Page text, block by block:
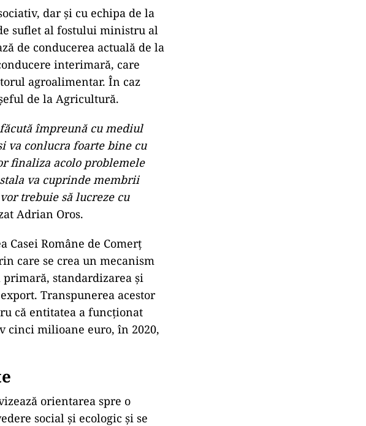
dar și cu echipa de la
suflet al fostului ministru al
de conducerea actuală de la
interimară, care
agroalimentar. În caz
de la Agricultură.
împreună cu mediul
va conlucra foarte bine cu
finaliza acolo problemele
va cuprinde membrii
trebuie să lucreze cu
Adrian Oros.
Române de Comerţ
care se crea un mecanism
standardizarea şi
Transpunerea acestor
că entitatea a funcționat
cinci milioane euro, în 2020,
orientarea spre o
social și ecologic și se